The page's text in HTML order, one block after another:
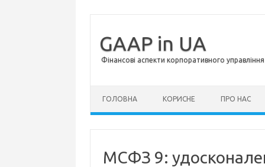
GAAP in UA
Фінансові аспекти корпоративного
ГОЛОВНА КОРИСНЕ ПРО НАС
МСФЗ 9: